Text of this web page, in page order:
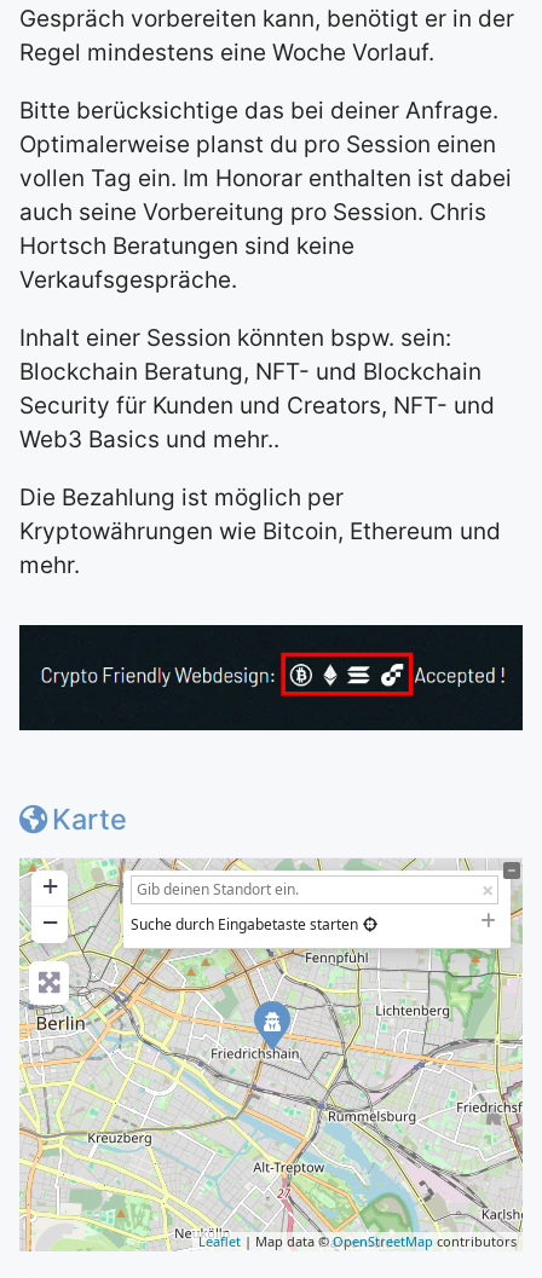
Gespräch vorbereiten kann, benötigt er in der
Regel mindestens eine Woche Vorlauf.
Bitte berücksichtige das bei deiner Anfrage.
Optimalerweise planst du pro Session einen
vollen Tag ein. Im Honorar enthalten ist dabei
auch seine Vorbereitung pro Session. Chris
Hortsch Beratungen sind keine
Verkaufsgespräche.
Inhalt einer Session könnten bspw. sein:
Blockchain Beratung, NFT- und Blockchain
Security für Kunden und Creators, NFT- und
Web3 Basics und mehr..
Die Bezahlung ist möglich per
Kryptowährungen wie Bitcoin, Ethereum und
mehr.
Karte
+
−
Suche durch Eingabetaste starten
Leaflet| Map data ©OpenStreetMap contributors